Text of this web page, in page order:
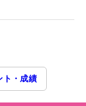
ト・成績